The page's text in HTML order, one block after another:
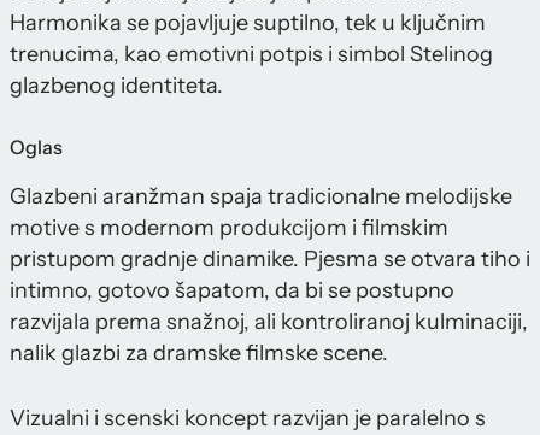
Harmonika se pojavljuje suptilno, tek u ključnim
trenucima, kao emotivni potpis i simbol Stelinog
glazbenog identiteta.
Oglas
Glazbeni aranžman spaja tradicionalne melodijske
motive s modernom produkcijom i filmskim
pristupom gradnje dinamike. Pjesma se otvara tiho i
intimno, gotovo šapatom, da bi se postupno
razvijala prema snažnoj, ali kontroliranoj kulminaciji,
nalik glazbi za dramske filmske scene.
Vizualni i scenski koncept razvijan je paralelno s